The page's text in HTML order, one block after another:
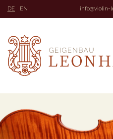
DE EN info@violin-